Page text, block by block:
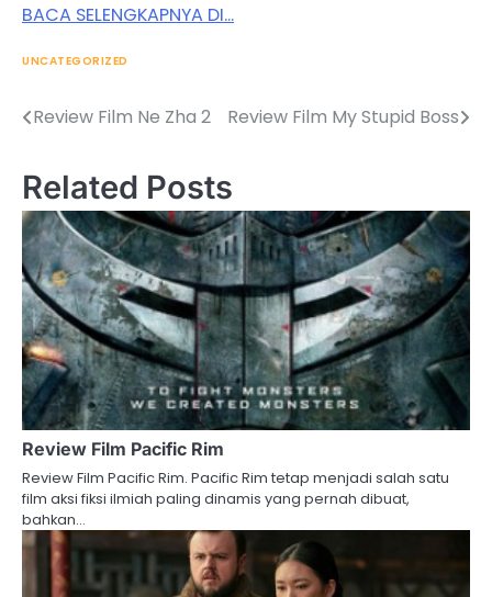
BACA SELENGKAPNYA DI…
UNCATEGORIZED
Post
Review Film Ne Zha 2 Review Film My Stupid Boss
Related Posts
Review Film Pacific Rim
Review Film Pacific Rim. Pacific Rim tetap menjadi salah satu
film aksi fiksi ilmiah paling dinamis yang pernah dibuat,
bahkan…